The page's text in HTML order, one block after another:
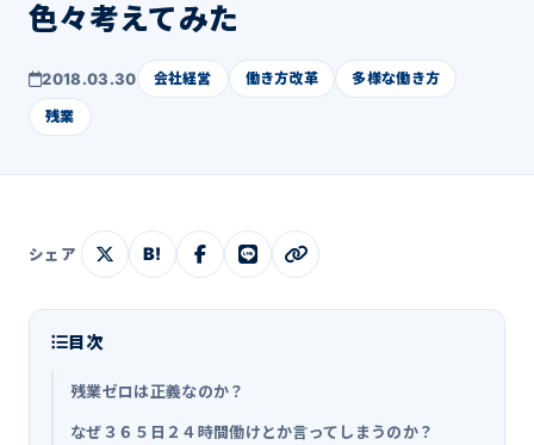
色々考えてみた
2018.03.30 会社経営 働き方改革 多様な働き方
残業
シェア B!
目次
残業ゼロは正義なのか？
なぜ３６５日２４時間働けとか言ってしまうのか？